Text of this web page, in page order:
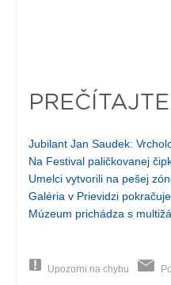
Jubilant Jan Saudek:
Na Festival paličkovanej
Umelci vytvorili na pešej
Galéria v Prievidzi
Múzeum prichádza s
Upozorni na chybu